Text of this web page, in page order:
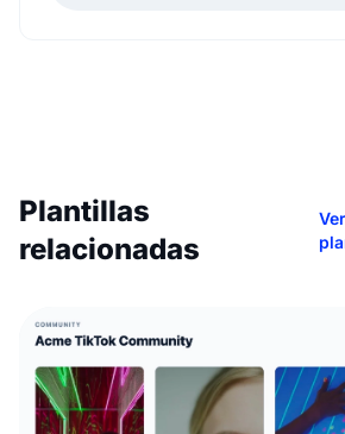
Plantillas
relacionadas